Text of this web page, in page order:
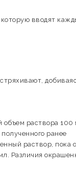
которую вводят
объем раствора 100
ранее
раствор, пока
Различия